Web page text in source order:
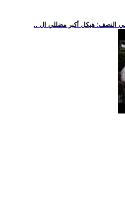
النصف: هيكل أكبر مضللي ال